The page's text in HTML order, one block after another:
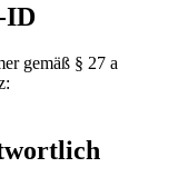
ID
gemäß § 27 a